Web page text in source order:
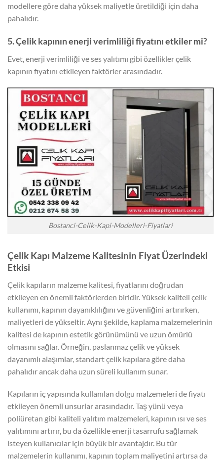
modellere göre daha yüksek maliyetle üretildiği için daha
pahalıdır.
5. Çelik kapının enerji verimliliği fiyatını etkiler mi?
Evet, enerji verimliliği ve ses yalıtımı gibi özellikler çelik
kapının fiyatını etkileyen faktörler arasındadır.
Bostanci-Celik-Kapi-Modelleri-Fiyatlari
Çelik Kapı Malzeme Kalitesinin Fiyat Üzerindeki
Etkisi
Çelik kapıların malzeme kalitesi, fiyatlarını doğrudan
etkileyen en önemli faktörlerden biridir. Yüksek kaliteli çelik
kullanımı, kapının dayanıklılığını ve güvenliğini artırırken,
maliyetleri de yükseltir. Aynı şekilde, kaplama malzemelerinin
kalitesi de kapının estetik görünümünü ve uzun ömürlü
olmasını sağlar. Örneğin, paslanmaz çelik ve yüksek
dayanımlı alaşımlar, standart çelik kapılara göre daha
pahalıdır ancak daha uzun süreli kullanım sunar.
Kapıların iç yapısında kullanılan dolgu malzemeleri de fiyatı
etkileyen önemli unsurlar arasındadır. Taş yünü veya
poliüretan gibi kaliteli yalıtım malzemeleri, kapının ısı ve ses
yalıtımını artırır, bu da özellikle enerji tasarrufu sağlamak
isteyen kullanıcılar için büyük bir avantajdır. Bu tür
malzemelerin kullanımı, kapının toplam maliyetini artırsa da